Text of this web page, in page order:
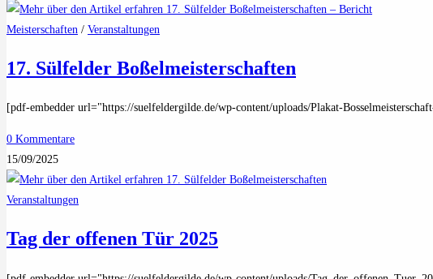
Meisterschaften / Veranstaltungen
17. Sülfelder Boßelmeisterschaften
[pdf-embedder url="https://suelfeldergilde.de/wp-content/uploads/Plakat-
0 Kommentare
15/09/2025
Veranstaltungen
Tag der offenen Tür 2025